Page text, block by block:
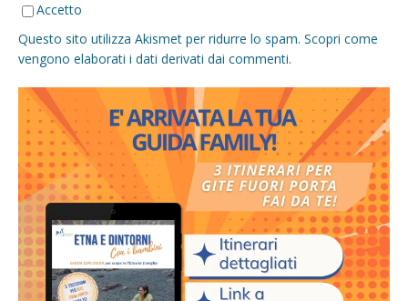
Accetto
Questo sito utilizza Akismet per ridurre lo spam. Scopri come
vengono elaborati i dati derivati dai commenti.